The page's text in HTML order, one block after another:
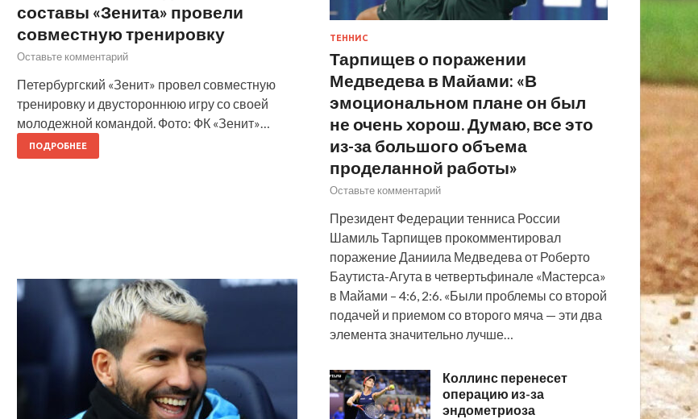
составы «Зенита» провели
совместную тренировку
Оставьте комментарий
Петербургский «Зенит» провел совместную
тренировку и двустороннюю игру со своей
молодежной командой. Фото: ФК «Зенит»…
ПОДРОБНЕЕ
ТЕННИС
Тарпищев о поражении
Медведева в Майами: «В
эмоциональном плане он был
не очень хорош. Думаю, все это
из-за большого объема
проделанной работы»
Оставьте комментарий
Президент Федерации тенниса России
Шамиль Тарпищев прокомментировал
поражение Даниила Медведева от Роберто
Баутиста-Агута в четвертьфинале «Мастерса»
в Майами – 4:6, 2:6. «Были проблемы со второй
подачей и приемом со второго мяча — эти два
элемента значительно лучше…
Коллинс перенесет
операцию из-за
эндометриоза